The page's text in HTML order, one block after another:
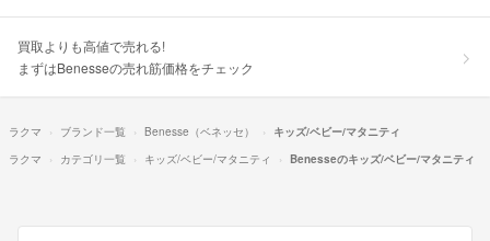
買取よりも高値で売れる!
まずはBenesseの売れ筋価格をチェック
ラクマ ブランド一覧 Benesse（ベネッセ）
キッズ/ベビー/マタニティ
ラクマ
カテゴリ一覧 キッズ/ベビー/マタニティ Benesseのキッズ/ベビー/マタニティ